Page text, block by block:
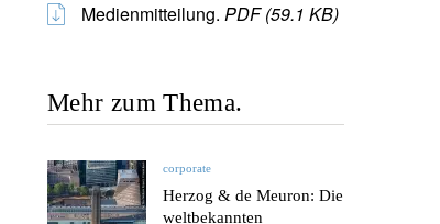
Medienmitteilung. PDF (59.1 KB)
Mehr zum Thema.
corporate
Herzog & de Meuron: Die
weltbekannten